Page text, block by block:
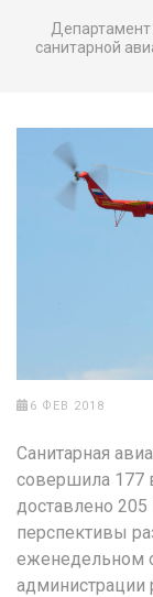
Департамент
санитарной
6 ФЕВ 2018
Санитарная
совершила 177
доставлено
перспективы
еженедельном
администрации